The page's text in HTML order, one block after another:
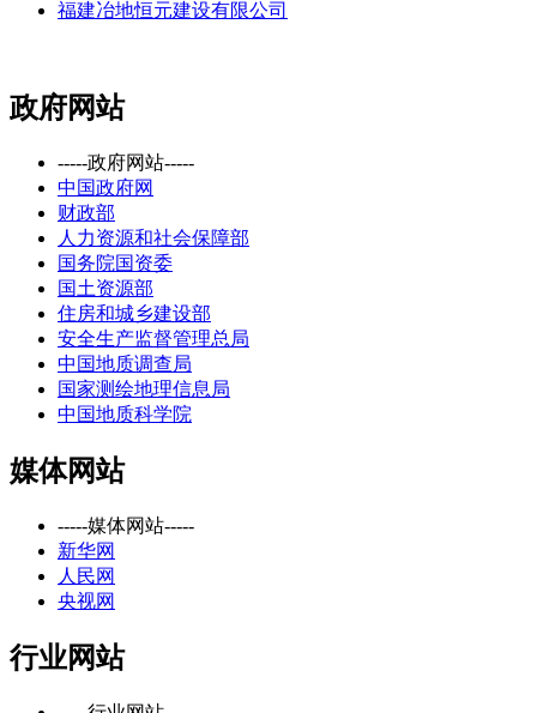
福建冶地恒元建设有限公司
政府网站
-----政府网站-----
中国政府网
财政部
人力资源和社会保障部
国务院国资委
国土资源部
住房和城乡建设部
安全生产监督管理总局
中国地质调查局
国家测绘地理信息局
中国地质科学院
媒体网站
-----媒体网站-----
新华网
人民网
央视网
行业网站